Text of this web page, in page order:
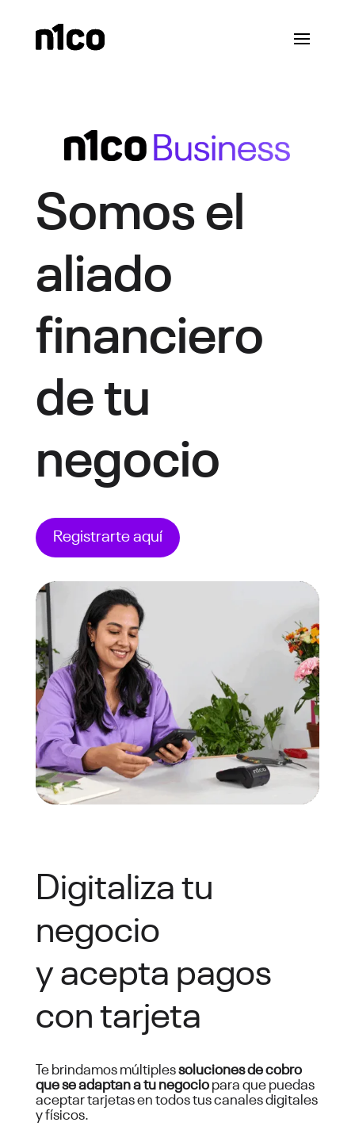
Somos el
aliado
financiero
de tu
negocio
Registrarte aquí
Digitaliza tu
negocio
y acepta pagos
con tarjeta
Te brindamos múltiplessoluciones de cobro
que se adaptan a tu negociopara que puedas
aceptar tarjetas en todos tus canales digitales
y físicos.